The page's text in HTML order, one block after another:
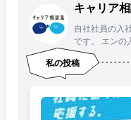
キャリア
自社社員の入
です。 エンの
私の投稿